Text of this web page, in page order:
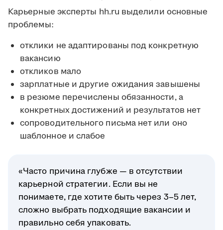
Карьерные эксперты hh.ru выделили основные
проблемы:
отклики не адаптированы под конкретную
вакансию
откликов мало
зарплатные и другие ожидания завышены
в резюме перечислены обязанности, а
конкретных достижений и результатов нет
сопроводительного письма нет или оно
шаблонное и слабое
«Часто причина глубже — в отсутствии
карьерной стратегии. Если вы не
понимаете, где хотите быть через 3–5 лет,
сложно выбрать подходящие вакансии и
правильно себя упаковать.